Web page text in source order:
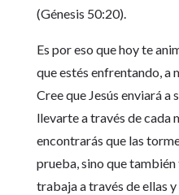
(Génesis 50:20).
Es por eso que hoy te
que estés enfrentando, a
Cree que Jesús enviará a
llevarte a través de cada
encontrarás que las
prueba, sino que
trabaja a través de ellas